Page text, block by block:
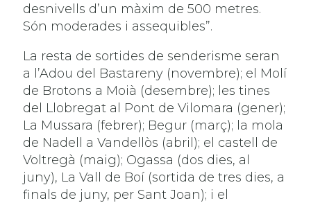
desnivells d’un màxim de 500 metres.
Són moderades i assequibles”.
La resta de sortides de senderisme seran
a l’Adou del Bastareny (novembre); el Molí
de Brotons a Moià (desembre); les tines
del Llobregat al Pont de Vilomara (gener);
La Mussara (febrer); Begur (març); la mola
de Nadell a Vandellòs (abril); el castell de
Voltregà (maig); Ogassa (dos dies, al
juny), La Vall de Boí (sortida de tres dies, a
finals de juny, per Sant Joan); i el